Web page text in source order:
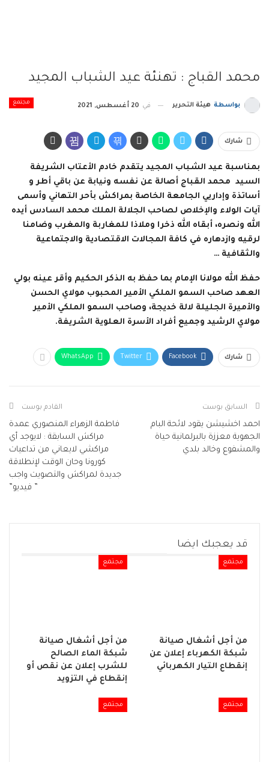
محمد القباج : تهنئة عيد الشباب المجيد
مجتمع بواسطة هيئة التحرير في 20 أغسطس, 2021
شارك
بمناسبة عيد الشباب المجيد يتقدم خادم الأعتاب الشريفة
السيد محمد القباج أصالة عن نفسه ونيابة عن باقي أطر و
أساتذة وإداريي الجامعة الخاصة بمراكش بأحر التهاني وأسمى
آيات الولاء والإخلاص لصاحب الجلالة الملك محمد السادس أيده
الله ونصره، أبقاه الله ذخرا وملاذا للمغاربة والمغرب وضامنا
لرقيه وازدهاره في كافة المجالات الاقتصادية والاجتماعية
والثقافية …
حفظ الله مولانا الإمام بما حفظ به الذكر الحكيم وأقر عينه بولي
العهد صاحب السمو الملكي الأمير المحبوب مولاي الحسن
والأميرة الجليلة لالة خديجة، وصاحب السمو الملكي الأمير
مولاي الرشيد وجميع أفراد الأسرة العلوية الشريفة.
شارك Facebook
Twitter
WhatsApp
السابق بوست
احمد اخشيشن يقود لائحة البام
الجهوية معززة بالبرلمانية حياة
والمشفوع وخالد بلدي
القادم بوست
فاطمة الزهراء المنصوري عمدة
مراكش السابقة : لايوجد أي
مراكشي لايعاني من تداعيات
كورونا وحان الوقت لإنطلاقة
جديدة لمراكش والتصويت واجب
” فيديو”
قد يعجبك ايضا
مجتمع
من أجل أشغال صيانة
شبكة الكهرباء إعلان عن
إنقطاع التيار الكهربائي
مجتمع
من أجل أشغال صيانة
شبكة الماء الصالح
للشرب إعلان عن نقص أو
إنقطاع في التزويد
مجتمع مجتمع